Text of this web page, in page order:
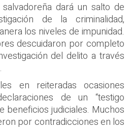
dará un salto de
de la criminalidad,
los niveles de impunidad.
descuidaron por completo
del delito a través
en reiteradas ocasiones
de un “testigo
beneficios judiciales. Muchos
por contradicciones en los